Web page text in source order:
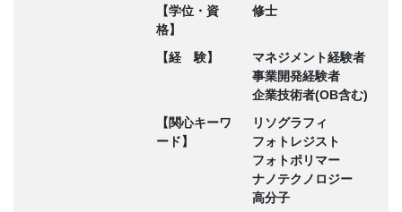
【学位・資
格】
修士
【経 験】
マネジメント経験者
事業開発経験者
企業技術者(OB含む)
【関心キーワ
ード】
リソグラフィ
フォトレジスト
フォトポリマー
ナノテクノロジー
高分子